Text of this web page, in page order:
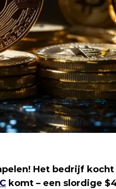
Het bedrijf kocht
komt – een slordige